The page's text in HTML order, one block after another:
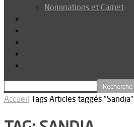
Nominations et Carnet
Accueil Tags Articles taggés "Sandia"